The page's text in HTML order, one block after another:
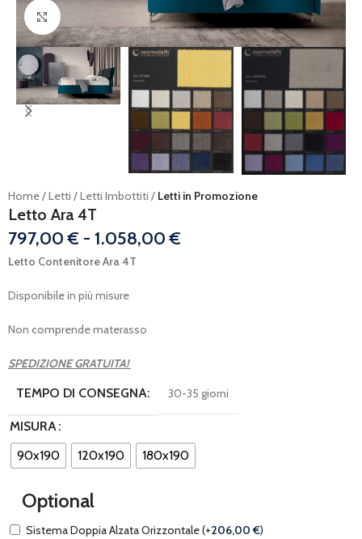
Ingrandisci
Home Letti Letti Imbottiti Letti in Promozione
Letto Ara 4T
797,00€ - 1.058,00€
Letto Contenitore Ara 4T
Disponibile in più misure
Non comprende materasso
SPEDIZIONE GRATUITA!
TEMPO DI CONSEGNA: 30-35 giorni
MISURA
90x190
120x190 180x190
Optional
Sistema Doppia Alzata Orizzontale(+206,00€)